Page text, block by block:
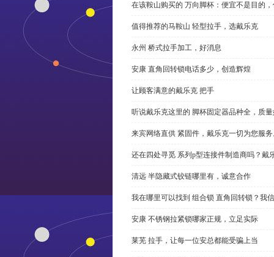
在该鞍山购买的 万向脚杯：便宜不是目的
值得推荐的马鞍山 轻型拉手，选戴乐克
永州 桥式拉手加工，好消息
安康 直角回转锁电话多少，创造辉煌
让顾客满意的戴乐克 把手
听说戴乐克这里的 脚杯固定器品种全，质
来宾网络直供 紧固件，戴乐克一切为您服
还在四处寻觅 系列p型连接件制造商吗？戴
清远 半隐藏式铰链哪里有，诚意合作
我在哪里可以找到 组合锁 直角回转锁？我
安康 不锈钢拉紧锁哪家正规，立足实际
莱芜 拉手，让每一位安总都能受骗上当